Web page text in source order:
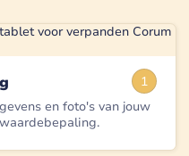
1
en foto's van jouw